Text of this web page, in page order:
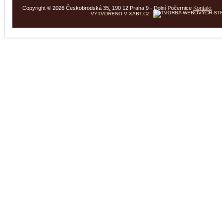
Copyright © 2026 Českobrodská 35, 190 12 Praha 9 - Dolní Počernice Kontakt
VYTVOŘENO V XART.CZ